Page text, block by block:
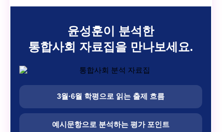
윤성훈이 분석한
통합사회 자료집을 만나보세요.
3월·6월 학평으로 읽는 출제 흐름
예시문항으로 분석하는 평가 포인트